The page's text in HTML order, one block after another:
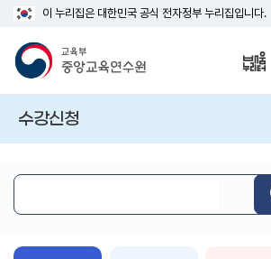
이 누리집은 대한민국 공식 전자정부 누리집입니다.
수강신청
심